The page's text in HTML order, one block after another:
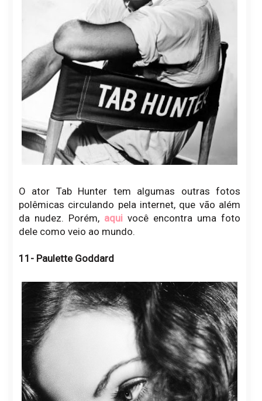
O ator Tab Hunter tem algumas outras fotos
polêmicas circulando pela internet, que vão além
da nudez. Porém, aquivocê encontra uma foto
dele como veio ao mundo.
11- Paulette Goddard